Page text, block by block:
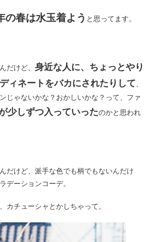
の春は水玉着よう と思ってます。
だけど、 身近な人に、ちょっとやり
ィネートをバカにされたりして
じゃないかな？おかしいかな？って、ファ
少しずつ入っていったのかと思われ
だけど、派手な色でも柄でもないんだけ
デーションコーデ。
カチューシャとかしちゃって。